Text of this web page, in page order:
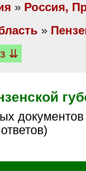
» Россия,
»
⇊
ответов)